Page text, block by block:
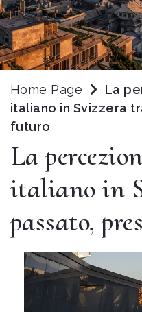
Home Page
La
italiano in Svizzera
futuro
La
italiano in
passato,